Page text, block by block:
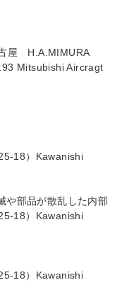
屋 H.A.MIMURA
Mitsubishi Aircragt
18）Kawanishi
や部品が散乱した内部
18）Kawanishi
18）Kawanishi